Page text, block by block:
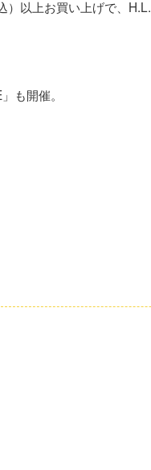
以上お買い上げで、
も開催。